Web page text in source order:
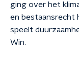
ging over het
en bestaansrecht
speelt
Win.